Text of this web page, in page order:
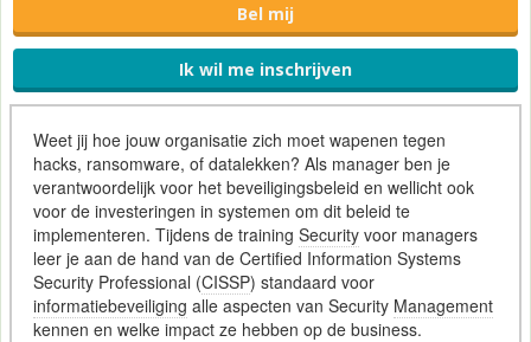
Bel mij
Ik wil me inschrijven
Weet jij hoe jouw organisatie zich moet wapenen tegen
hacks, ransomware, of datalekken? Als manager ben je
verantwoordelijk voor het beveiligingsbeleid en wellicht ook
voor de investeringen in systemen om dit beleid te
implementeren. Tijdens de training Securityvoor managers
leer je aan de hand van de Certified Information Systems
Security Professional (CISSP) standaard voor
informatiebeveiliging alle aspecten van Security Management
kennen en welke impact ze hebben op de business.